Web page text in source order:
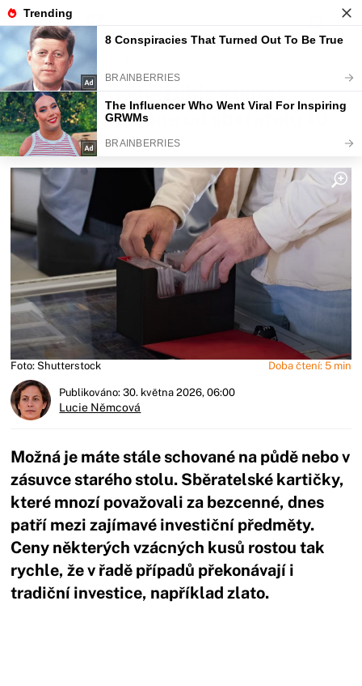
Fajntip.cz
Kdo najde doma tuhle starou
kartičku, dostane od sběratelů 10
000 Kč ihned
Foto: Shutterstock Doba čtení: 5 min
Publikováno: 30. května 2026, 06:00
Lucie Němcová
Možná je máte stále schované na půdě nebo v
zásuvce starého stolu. Sběratelské kartičky,
které mnozí považovali za bezcenné, dnes
patří mezi zajímavé investiční předměty.
Ceny některých vzácných kusů rostou tak
rychle, že v řadě případů překonávají i
tradiční investice, například zlato.